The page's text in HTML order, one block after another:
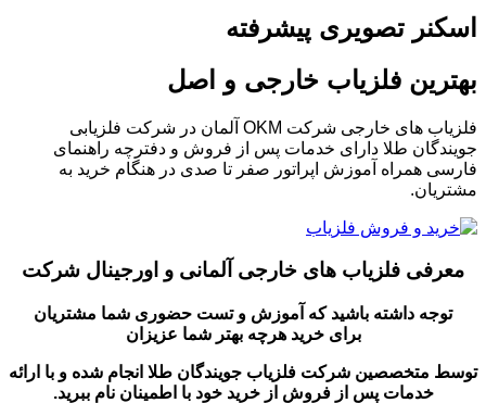
اسکنر تصویری پیشرفته
بهترین فلزیاب خارجی و اصل
فلزیاب های خارجی شرکت OKM آلمان در شرکت فلزیابی
جویندگان طلا دارای خدمات پس از فروش و دفترچه راهنمای
فارسی همراه آموزش اپراتور صفر تا صدی در هنگام خرید به
مشتریان.
معرفی فلزیاب های خارجی آلمانی و اورجینال شرکت
توجه داشته باشید که آموزش و تست حضوری شما مشتریان
برای خرید هرچه بهتر شما عزیزان
توسط متخصصین شرکت فلزیاب جویندگان طلا انجام شده و با ارائه
خدمات پس از فروش از خرید خود با اطمینان نام ببرید.